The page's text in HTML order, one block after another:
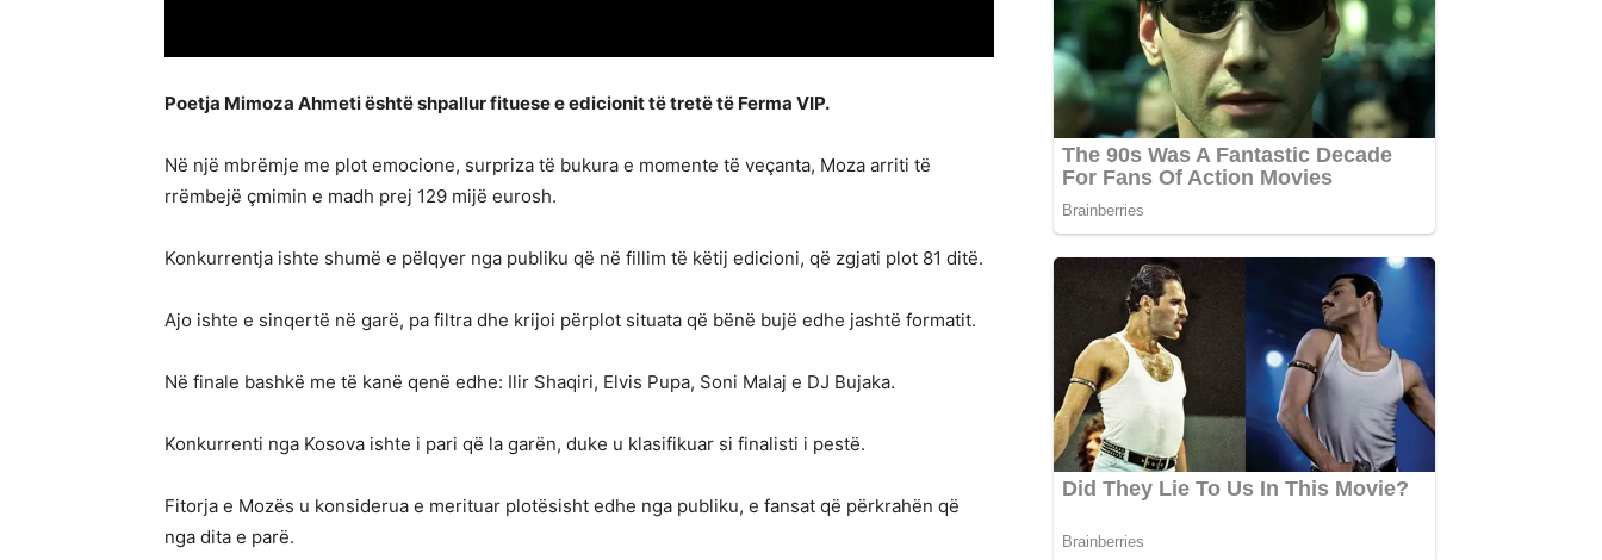
Poetja Mimoza Ahmeti është shpallur fituese e edicionit të tretë të Ferma VIP.
Në një mbrëmje me plot emocione, surpriza të bukura e momente të veçanta, Moza arriti të
rrëmbejë çmimin e madh prej 129 mijë eurosh.
Konkurrentja ishte shumë e pëlqyer nga publiku që në fillim të këtij edicioni, që zgjati plot 81 ditë.
Ajo ishte e sinqertë në garë, pa filtra dhe krijoi përplot situata që bënë bujë edhe jashtë formatit.
Në finale bashkë me të kanë qenë edhe: Ilir Shaqiri, Elvis Pupa, Soni Malaj e DJ Bujaka.
Konkurrenti nga Kosova ishte i pari që la garën, duke u klasifikuar si finalisti i pestë.
Fitorja e Mozës u konsiderua e merituar plotësisht edhe nga publiku, e fansat që përkrahën që
nga dita e parë.